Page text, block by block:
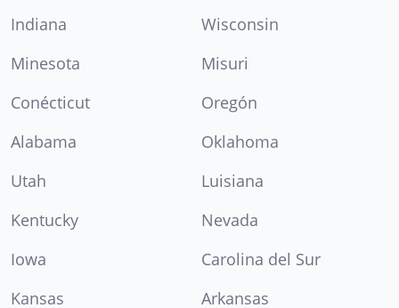
Indiana
Wisconsin
Minesota
Misuri
Conécticut
Oregón
Alabama
Oklahoma
Utah
Luisiana
Kentucky
Nevada
Iowa
Carolina del Sur
Kansas
Arkansas